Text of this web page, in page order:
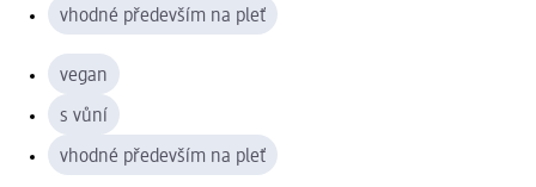
vhodné především na pleť
vegan
s vůní
vhodné především na pleť